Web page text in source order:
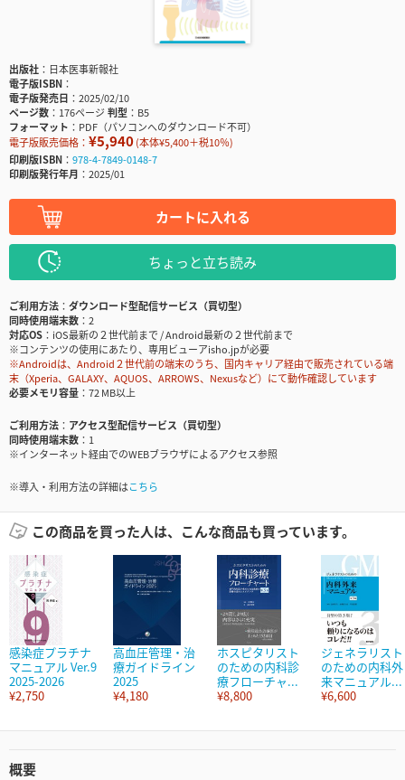
出版社
日本医事新報社
電子版ISBN
電子版発売日
2025/02/10
ページ数
176ページ判型
B5
フォーマット
PDF（パソコンへのダウンロード不可）
電子版販売価格： ¥5,940(本体¥5,400＋税10％)
印刷版ISBN
978-4-7849-0148-7
印刷版発行年月
2025/01
カートに入れる
ちょっと立ち読み
ご利用方法
ダウンロード型配信サービス（買切型）
同時使用端末数
2
対応OS
iOS最新の２世代前まで / Android最新の２世代前まで
※コンテンツの使用にあたり、専用ビューアisho.jpが必要
※Androidは、Android２世代前の端末のうち、国内キャリア経由で販売されている端
末（Xperia、GALAXY、AQUOS、ARROWS、Nexusなど）にて動作確認しています
必要メモリ容量
72 MB以上
ご利用方法
アクセス型配信サービス（買切型）
同時使用端末数
1
※インターネット経由でのWEBブラウザによるアクセス参照
※導入・利用方法の詳細はこちら
この商品を買った人は、こんな商品も買っています。
感染症プラチナ
マニュアル Ver.9
2025-2026
¥2,750
高血圧管理・治
療ガイドライン
2025
¥4,180
ホスピタリスト
のための内科診
療フローチャ...
¥8,800
ジェネラリスト
のための内科外
来マニュアル...
¥6,600
概要